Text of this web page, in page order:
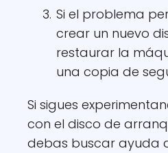
Si el problema
crear un nuevo
restaurar la
una copia de
Si sigues
con el disco de
debas buscar ayuda